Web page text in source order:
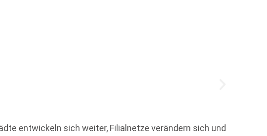
entwickeln sich weiter, Filialnetze verändern sich und